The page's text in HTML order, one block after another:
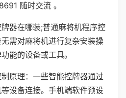
随时交流 。
器在哪装;普通麻将机程序控
需对麻将机进行复杂安装操
能的设备或工具。
原理：一些智能控牌器通过
设备连接。手机端软件预设